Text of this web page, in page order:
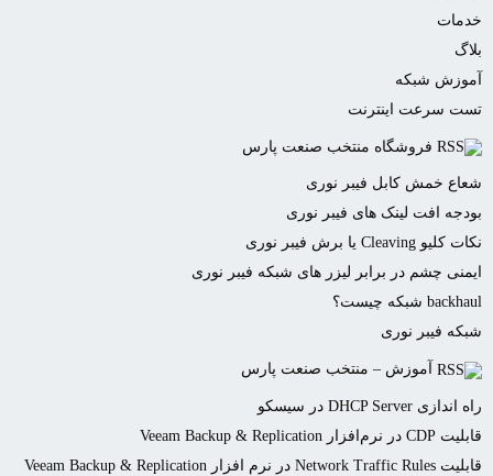
خدمات
بلاگ
آموزش شبکه
تست سرعت اینترنت
فروشگاه منتخب صنعت پارس
شعاع خمش کابل فیبر نوری
بودجه افت لینک های فیبر نوری
نکات کلیو Cleaving یا برش فیبر نوری
ایمنی چشم در برابر لیزر های شبکه فیبر نوری
backhaul شبکه چیست؟
شبکه فیبر نوری
آموزش – منتخب صنعت پارس
راه اندازی DHCP Server در سیسکو
قابلیت CDP در نرم‌افزار Veeam Backup & Replication
قابلیت Network Traffic Rules در نرم افزار Veeam Backup & Replication